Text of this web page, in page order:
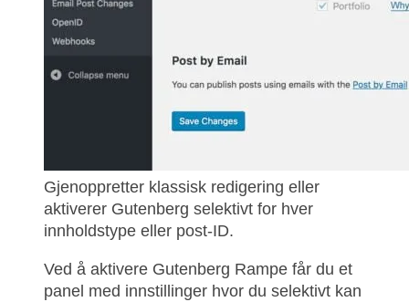
Gjenoppretter klassisk redigering eller
aktiverer Gutenberg selektivt for hver
innholdstype eller post-ID.
Ved å aktivere Gutenberg Rampe får du et
panel med innstillinger hvor du selektivt kan